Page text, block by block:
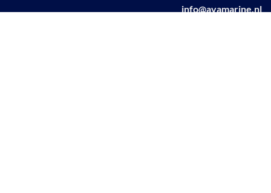
info@avamarine.nl